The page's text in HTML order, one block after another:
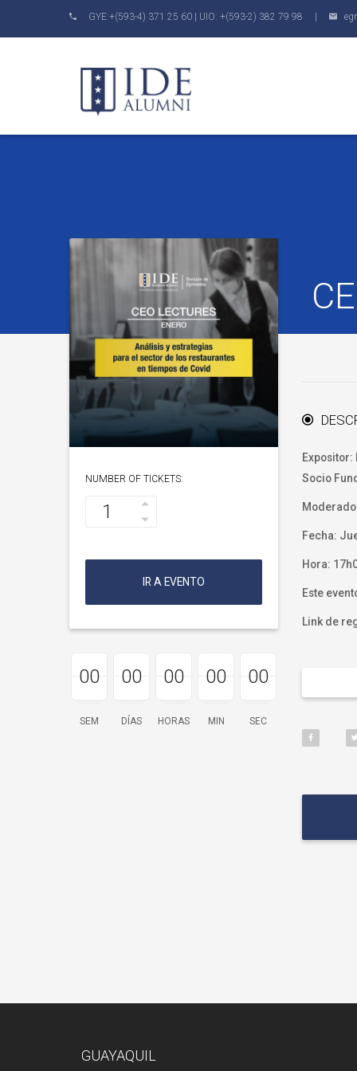
GYE:+(593-4) 371 25 60 | UIO: +(593-2) 382 79 98 |
NUMBER OF TICKETS:
IR A EVENTO
00
00
00
SEM
00
00
00
DÍAS
00
00
00
HORAS
00
00
00
MIN
00
00
00
SEC
Expositor:
Socio
Fecha:
Hora:
Este
Link de
GUAYAQUIL